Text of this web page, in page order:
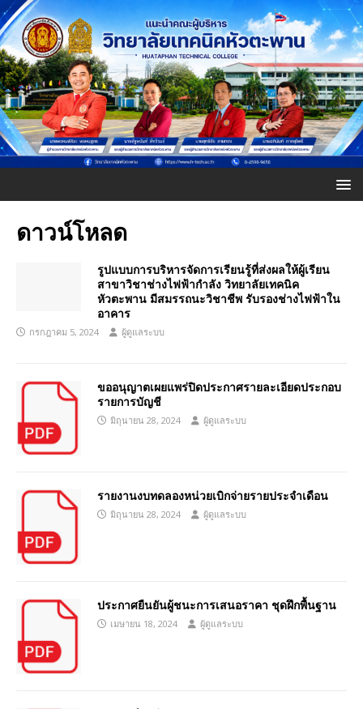
ดาวน์โหลด
รูปแบบการบริหารจัดการเรียนรู้ที่ส่งผลให้ผู้เรียน
สาขาวิชาช่างไฟฟ้ากำลัง วิทยาลัยเทคนิค
หัวตะพาน มีสมรรถนะวิชาชีพ รับรองช่างไฟฟ้าใน
อาคาร
กรกฎาคม 5, 2024 ผู้ดูแลระบบ
ขออนุญาตเผยแพร่ปิดประกาศรายละเอียดประกอบ
รายการบัญชี
มิถุนายน 28, 2024 ผู้ดูแลระบบ
รายงานงบทดลองหน่วยเบิกจ่ายรายประจำเดือน
มิถุนายน 28, 2024 ผู้ดูแลระบบ
ประกาศยืนยันผู้ชนะการเสนอราคา ชุดฝึกพื้นฐาน
เมษายน 18, 2024 ผู้ดูแลระบบ